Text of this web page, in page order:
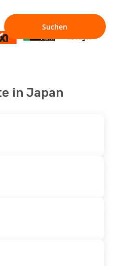
in Japan